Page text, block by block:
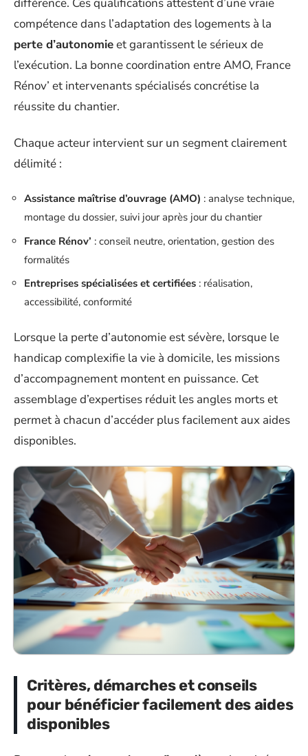
compétence dans l’adaptation des logements à la
perte d’autonomieet garantissent le sérieux de
l’exécution. La bonne coordination entre AMO, France
Rénov’ et intervenants spécialisés concrétise la
réussite du chantier.
Chaque acteur intervient sur un segment clairement
délimité :
Assistance maîtrise d’ouvrage (AMO) : analyse technique,
montage du dossier, suivi jour après jour du chantier
France Rénov’ : conseil neutre, orientation, gestion des
formalités
Entreprises spécialisées et certifiées : réalisation,
accessibilité, conformité
Lorsque la perte d’autonomie est sévère, lorsque le
handicap complexifie la vie à domicile, les missions
d’accompagnement montent en puissance. Cet
assemblage d’expertises réduit les angles morts et
permet à chacun d’accéder plus facilement aux aides
disponibles.
Critères, démarches et conseils
pour bénéficier facilement des aides
disponibles